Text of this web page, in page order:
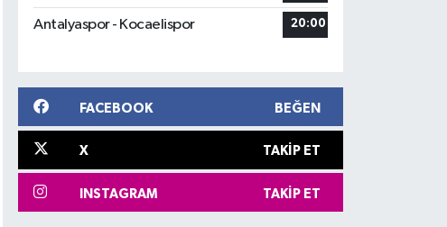
Antalyaspor - Kocaelispor 20:00
FACEBOOK BEĞEN
X TAKIP ET
INSTAGRAM TAKIP ET